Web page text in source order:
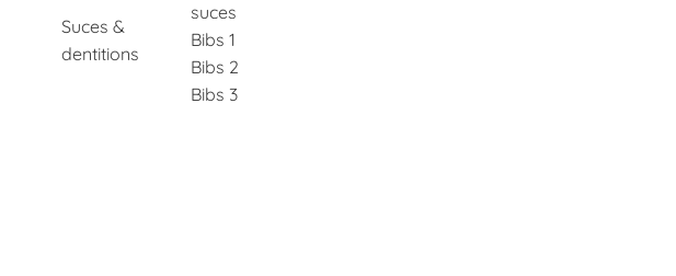
Suces &
dentitions
suces
Bibs 1
Bibs 2
Bibs 3